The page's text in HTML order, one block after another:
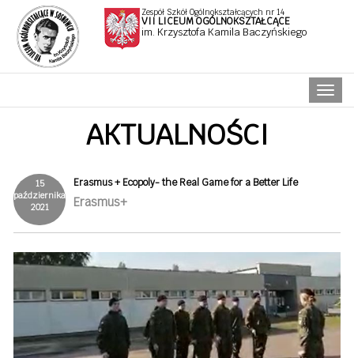
Zespół Szkół Ogólnokształcących nr 14
VII LICEUM OGÓLNOKSZTAŁCĄCE
im. Krzysztofa Kamila Baczyńskiego
AKTUALNOŚCI
15
października
2021
Erasmus + Ecopoly- the Real Game for a Better Life
Erasmus+